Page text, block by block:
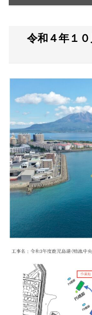
令和４年１